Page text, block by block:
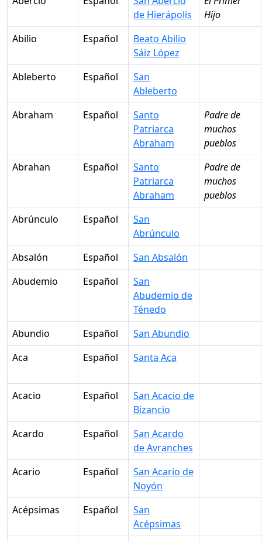
de Hierápolis
Hijo
Abilio
Español
Beato Abilio
Sáiz López
Ableberto
Español
San
Ableberto
Abraham
Español
Santo
Patriarca
Abraham
Padre de
muchos
pueblos
Abrahan
Español
Santo
Patriarca
Abraham
Padre de
muchos
pueblos
Abrúnculo
Español
San
Abrúnculo
Absalón
Español
San Absalón
Abudemio
Español
San
Abudemio de
Ténedo
Abundio
Español
San Abundio
Aca
Español Santa Aca
Acacio Español
San Acacio de
Bizancio
Acardo
Español
San Acardo
de Avranches
Acario
Español
San Acario de
Noyón
Acépsimas
Español
San
Acépsimas